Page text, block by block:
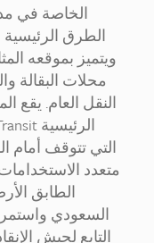
الخاصة في
الطرق
ويتميز بموقعه
محلات البقالة
النقل العام.
التي تتوقف
متعدد
الطابق
السعودي
التابع لجيش